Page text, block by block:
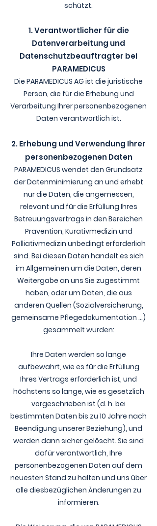
schützt.
1. Verantwortlicher für die
Datenverarbeitung und
Datenschutzbeauftragter bei
PARAMEDICUS
Die PARAMEDICUS AG ist die juristische
Person, die für die Erhebung und
Verarbeitung Ihrer personenbezogenen
Daten verantwortlich ist.
2.Erhebung und Verwendung Ihrer
personenbezogenen Daten
PARAMEDICUS wendet den Grundsatz
der Datenminimierung an und erhebt
nur die Daten, die angemessen,
relevant und für die Erfüllung Ihres
Betreuungsvertrags in den Bereichen
Prävention, Kurativmedizin und
Palliativmedizin unbedingt erforderlich
sind. Bei diesen Daten handelt es sich
im Allgemeinen um die Daten, deren
Weitergabe an uns Sie zugestimmt
haben, oder um Daten, die aus
anderen Quellen (Sozialversicherung,
gemeinsame Pflegedokumentation ...)
gesammelt wurden:
Ihre Daten werden so lange
aufbewahrt, wie es für die Erfüllung
Ihres Vertrags erforderlich ist, und
höchstens so lange, wie es gesetzlich
vorgeschrieben ist (d. h. bei
bestimmten Daten bis zu 10 Jahre nach
Beendigung unserer Beziehung), und
werden dann sicher gelöscht. Sie sind
dafür verantwortlich, Ihre
personenbezogenen Daten auf dem
neuesten Stand zu halten und uns über
alle diesbezüglichen Änderungen zu
informieren.